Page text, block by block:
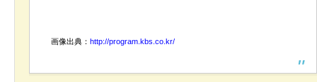
画像出典： http://program.kbs.co.kr/